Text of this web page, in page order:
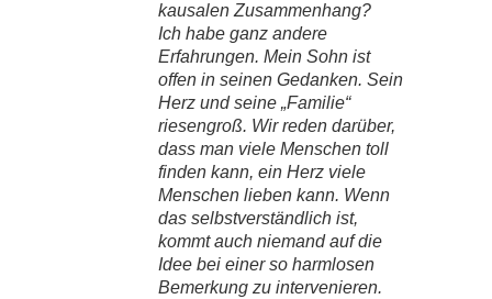
kausalen Zusammenhang?
Ich habe ganz andere
Erfahrungen. Mein Sohn ist
offen in seinen Gedanken. Sein
Herz und seine „Familie“
riesengroß. Wir reden darüber,
dass man viele Menschen toll
finden kann, ein Herz viele
Menschen lieben kann. Wenn
das selbstverständlich ist,
kommt auch niemand auf die
Idee bei einer so harmlosen
Bemerkung zu intervenieren.